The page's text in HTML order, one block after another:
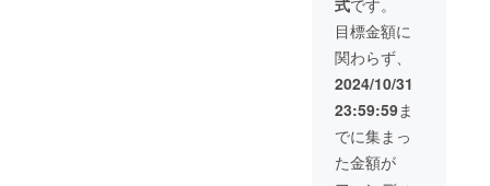
する限
り ・掲
載方
法：広
告 ・掲
ズ：大
・支援
時、必
ず備考
掲載方
法＞ ・
掲載期
間：
2025年
3月1日
～2026
年3月1
日 お
まえざ
式です。
目標金額に
関わらず、
2024/10/31
23:59:59ま
でに集まっ
た金額が